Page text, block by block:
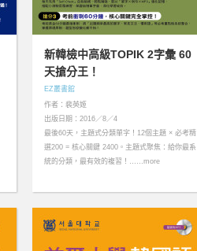
新韓檢中高級TOPIK 2字彙 60
天搶分王！
EZ叢書館
作者：裴英姬
出版日期：2016／8／4
最後60天，主題式分類單字！12個主題 × 必考精
選200 = 核心關鍵 2400。主題式聚焦：給你最系
統的分類，最有效的複習！……more